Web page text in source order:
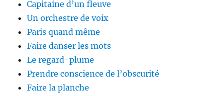
Capitaine d’un fleuve
Un orchestre de voix
Paris quand même
Faire danser les mots
Le regard-plume
Prendre conscience de l’obscurité
Faire la planche